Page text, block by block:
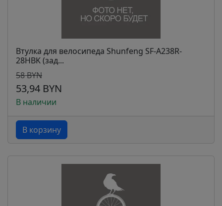
Втулка для велосипеда Shunfeng SF-A238R-
28HBK (зад...
58 BYN
53,94 BYN
В наличии
В корзину